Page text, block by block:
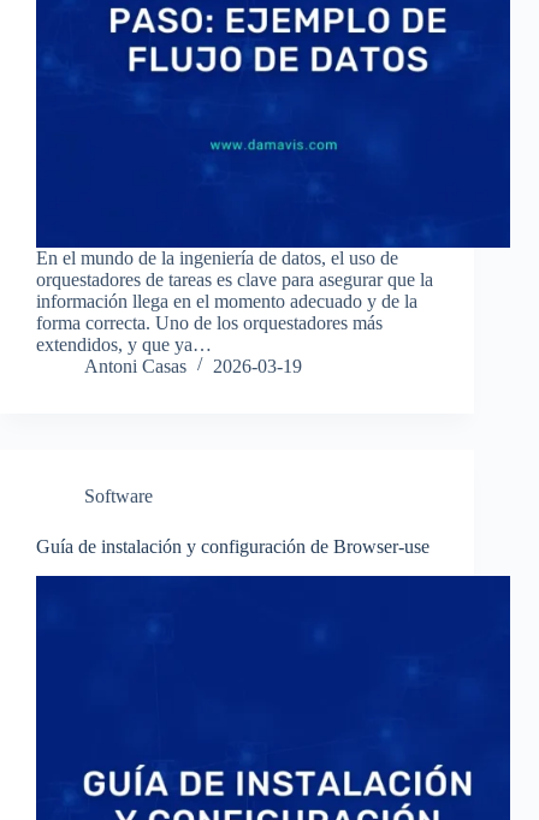
En el mundo de la ingeniería de datos, el uso de
orquestadores de tareas es clave para asegurar que la
información llega en el momento adecuado y de la
forma correcta. Uno de los orquestadores más
extendidos, y que ya…
Antoni Casas
2026-03-19
Software
Guía de instalación y configuración de Browser-use